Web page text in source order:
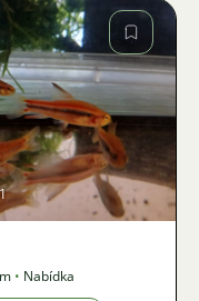
1
• Nabídka